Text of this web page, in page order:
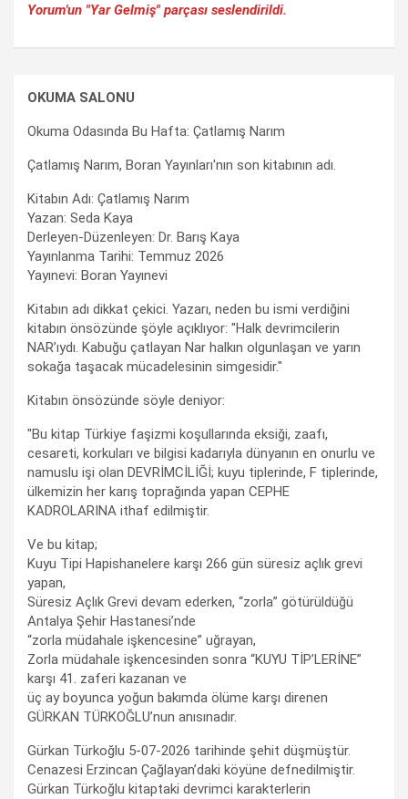
Yorum'un "Yar Gelmiş" parçası seslendirildi.
OKUMA SALONU
Okuma Odasında Bu Hafta: Çatlamış Narım
Çatlamış Narım, Boran Yayınları'nın son kitabının adı.
Kitabın Adı: Çatlamış Narım
Yazan: Seda Kaya
Derleyen-Düzenleyen: Dr. Barış Kaya
Yayınlanma Tarihi: Temmuz 2026
Yayınevi: Boran Yayınevi
Kitabın adı dikkat çekici. Yazarı, neden bu ismi verdiğini
kitabın önsözünde şöyle açıklıyor: "Halk devrimcilerin
NAR’ıydı. Kabuğu çatlayan Nar halkın olgunlaşan ve yarın
sokağa taşacak mücadelesinin simgesidir."
Kitabın önsözünde söyle deniyor:
"Bu kitap Türkiye faşizmi koşullarında eksiği, zaafı,
cesareti, korkuları ve bilgisi kadarıyla dünyanın en onurlu ve
namuslu işi olan DEVRİMCİLİĞİ; kuyu tiplerinde, F tiplerinde,
ülkemizin her karış toprağında yapan CEPHE
KADROLARINA ithaf edilmiştir.
Ve bu kitap;
Kuyu Tipi Hapishanelere karşı 266 gün süresiz açlık grevi
yapan,
Süresiz Açlık Grevi devam ederken, “zorla” götürüldüğü
Antalya Şehir Hastanesi’nde
“zorla müdahale işkencesine” uğrayan,
Zorla müdahale işkencesinden sonra “KUYU TİP’LERİNE”
karşı 41. zaferi kazanan ve
üç ay boyunca yoğun bakımda ölüme karşı direnen
GÜRKAN TÜRKOĞLU’nun anısınadır.
Gürkan Türkoğlu 5-07-2026 tarihinde şehit düşmüştür.
Cenazesi Erzincan Çağlayan’daki köyüne defnedilmiştir.
Gürkan Türkoğlu kitaptaki devrimci karakterlerin